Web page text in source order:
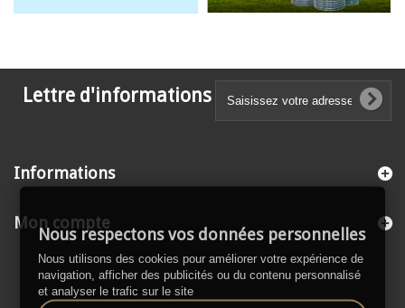
Lettre d'informations
Informations
Mon compte
Nous respectons vos données personnelles
Nous utilisons des cookies pour améliorer votre expérience de
navigation, afficher des publicités ou du contenu personnalisé
et analyser le trafic sur le site